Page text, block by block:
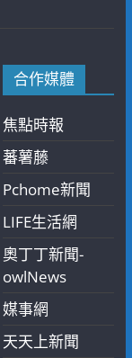
合作媒體
焦點時報
蕃薯藤
Pchome新聞
LIFE生活網
奧丁丁新聞-
owlNews
媒事網
天天上新聞